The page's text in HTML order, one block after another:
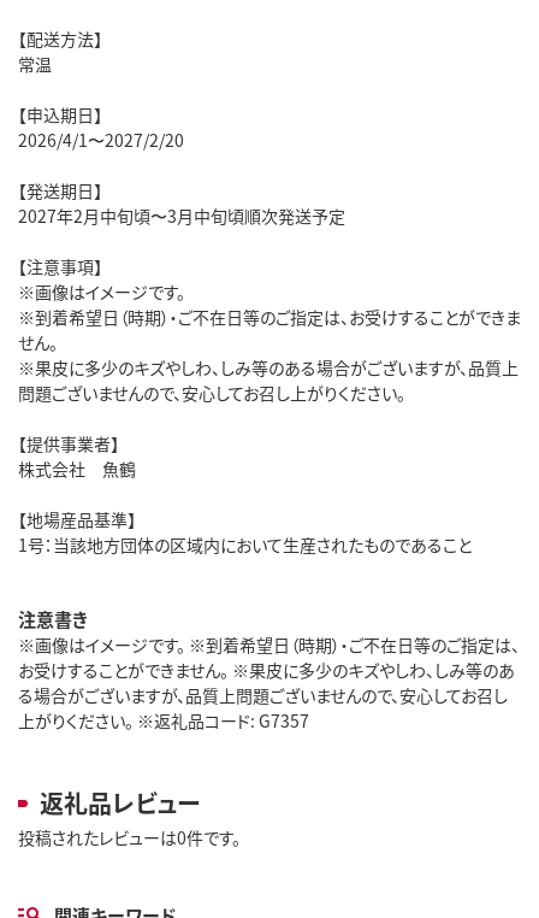
【配送方法】
常温
【申込期日】
2026/4/1〜2027/2/20
【発送期日】
2027年2月中旬頃〜3月中旬頃順次発送予定
【注意事項】
※画像はイメージです。
※到着希望日（時期）・ご不在日等のご指定は、お受けすることができま
せん。
※果皮に多少のキズやしわ、しみ等のある場合がございますが、品質上
問題ございませんので、安心してお召し上がりください。
【提供事業者】
株式会社 魚鶴
【地場産品基準】
1号：当該地方団体の区域内において生産されたものであること
注意書き
※画像はイメージです。 ※到着希望日（時期）・ご不在日等のご指定は、
お受けすることができません。 ※果皮に多少のキズやしわ、しみ等のあ
る場合がございますが、品質上問題ございませんので、安心してお召し
上がりください。 ※返礼品コード: G7357
返礼品レビュー
投稿されたレビューは0件です。